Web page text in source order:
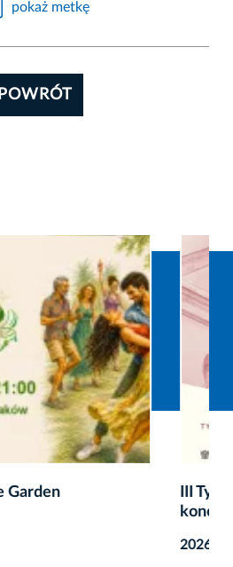
pokaż metkę
POWRÓT
Kameralne – finałowe